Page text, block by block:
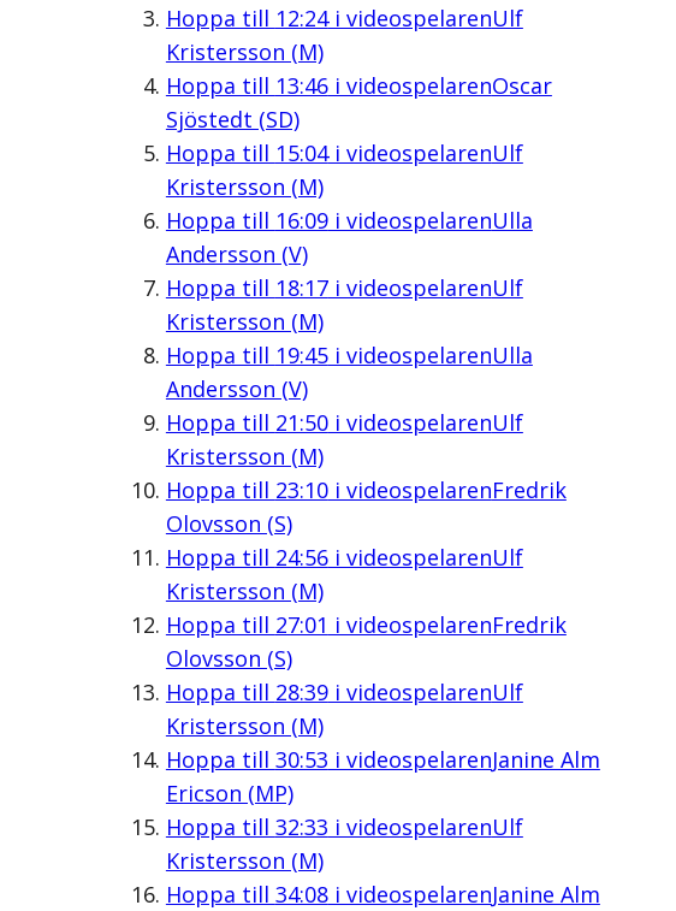
Hoppa till 12:24i videospelarenUlf
Kristersson (M)
Hoppa till 13:46i videospelarenOscar
Sjöstedt (SD)
Hoppa till 15:04i videospelarenUlf
Kristersson (M)
Hoppa till 16:09i videospelarenUlla
Andersson (V)
Hoppa till 18:17i videospelarenUlf
Kristersson (M)
Hoppa till 19:45i videospelarenUlla
Andersson (V)
Hoppa till 21:50i videospelarenUlf
Kristersson (M)
Hoppa till 23:10i videospelarenFredrik
Olovsson (S)
Hoppa till 24:56i videospelarenUlf
Kristersson (M)
Hoppa till 27:01 i videospelarenFredrik
Olovsson (S)
Hoppa till 28:39i videospelarenUlf
Kristersson (M)
Hoppa till 30:53 i videospelarenJanine Alm
Ericson (MP)
Hoppa till 32:33 i videospelarenUlf
Kristersson (M)
Hoppa till 34:08i videospelarenJanine Alm